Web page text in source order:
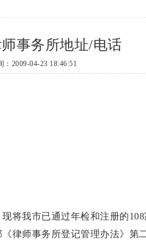
事务所地址/电话
：2009-04-23 18:46:51
我市已通过年检和注册的108
律师事务所登记管理办法》第